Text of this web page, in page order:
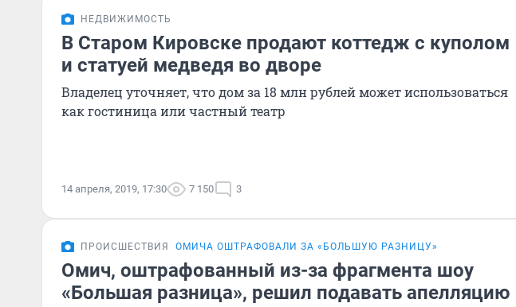
НЕДВИЖИМОСТЬ
В Старом Кировске продают коттедж с куполом
и статуей медведя во дворе
Владелец уточняет, что дом за 18 млн рублей может использоваться
как гостиница или частный театр
14 апреля, 2019, 17:30 7 150 3
ПРОИСШЕСТВИЯ ОМИЧА ОШТРАФОВАЛИ ЗА «БОЛЬШУЮ РАЗНИЦУ»
Омич, оштрафованный из-за фрагмента шоу
«Большая разница», решил подавать апелляцию